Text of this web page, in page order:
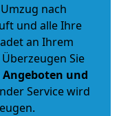
nach
und alle Ihre
an Ihrem
Sie
und
Service wird